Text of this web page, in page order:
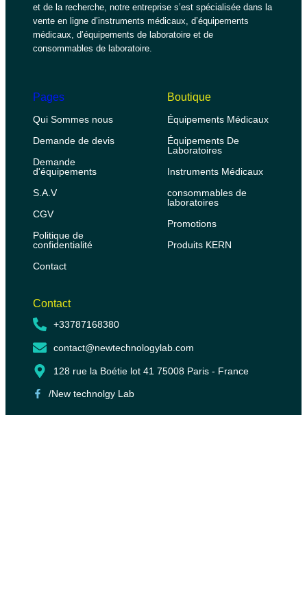
et de la recherche, notre entreprise s’est spécialisée dans la
vente en ligne d’instruments médicaux, d’équipements
médicaux, d’équipements de laboratoire et de
consommables de laboratoire.
Pages
Qui Sommes nous
Demande de devis
Demande
d'équipements
S.A.V
CGV
Politique de
confidentialité
Contact
Boutique
Équipements Médicaux
Équipements De
Laboratoires
Instruments Médicaux
consommables de
laboratoires
Promotions
Produits KERN
Contact
+33787168380
contact@newtechnologylab.com
128 rue la Boétie lot 41 75008 Paris - France
/New technolgy Lab